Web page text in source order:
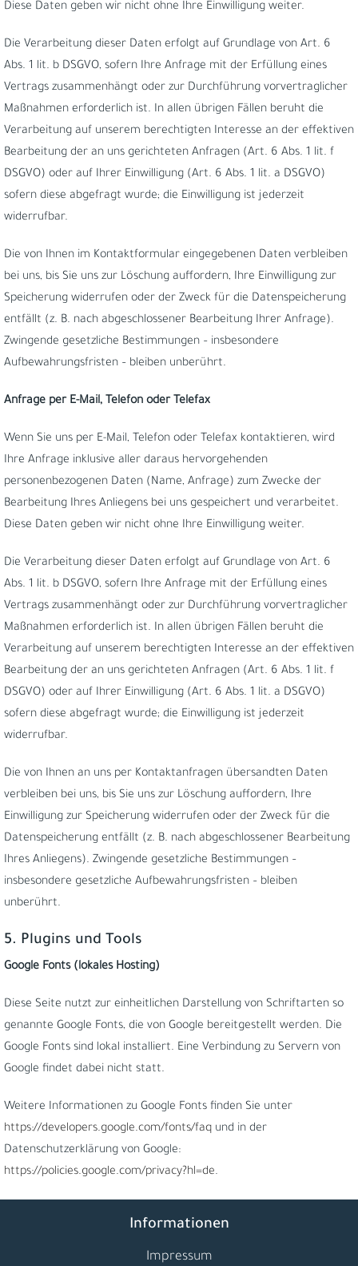
Diese Daten geben wir nicht ohne Ihre Einwilligung weiter.
Die Verarbeitung dieser Daten erfolgt auf Grundlage von Art. 6
Abs. 1 lit. b DSGVO, sofern Ihre Anfrage mit der Erfüllung eines
Vertrags zusammenhängt oder zur Durchführung vorvertraglicher
Maßnahmen erforderlich ist. In allen übrigen Fällen beruht die
Verarbeitung auf unserem berechtigten Interesse an der effektiven
Bearbeitung der an uns gerichteten Anfragen (Art. 6 Abs. 1 lit. f
DSGVO) oder auf Ihrer Einwilligung (Art. 6 Abs. 1 lit. a DSGVO)
sofern diese abgefragt wurde; die Einwilligung ist jederzeit
widerrufbar.
Die von Ihnen im Kontaktformular eingegebenen Daten verbleiben
bei uns, bis Sie uns zur Löschung auffordern, Ihre Einwilligung zur
Speicherung widerrufen oder der Zweck für die Datenspeicherung
entfällt (z. B. nach abgeschlossener Bearbeitung Ihrer Anfrage).
Zwingende gesetzliche Bestimmungen – insbesondere
Aufbewahrungsfristen – bleiben unberührt.
Anfrage per E-Mail, Telefon oder Telefax
Wenn Sie uns per E-Mail, Telefon oder Telefax kontaktieren, wird
Ihre Anfrage inklusive aller daraus hervorgehenden
personenbezogenen Daten (Name, Anfrage) zum Zwecke der
Bearbeitung Ihres Anliegens bei uns gespeichert und verarbeitet.
Diese Daten geben wir nicht ohne Ihre Einwilligung weiter.
Die Verarbeitung dieser Daten erfolgt auf Grundlage von Art. 6
Abs. 1 lit. b DSGVO, sofern Ihre Anfrage mit der Erfüllung eines
Vertrags zusammenhängt oder zur Durchführung vorvertraglicher
Maßnahmen erforderlich ist. In allen übrigen Fällen beruht die
Verarbeitung auf unserem berechtigten Interesse an der effektiven
Bearbeitung der an uns gerichteten Anfragen (Art. 6 Abs. 1 lit. f
DSGVO) oder auf Ihrer Einwilligung (Art. 6 Abs. 1 lit. a DSGVO)
sofern diese abgefragt wurde; die Einwilligung ist jederzeit
widerrufbar.
Die von Ihnen an uns per Kontaktanfragen übersandten Daten
verbleiben bei uns, bis Sie uns zur Löschung auffordern, Ihre
Einwilligung zur Speicherung widerrufen oder der Zweck für die
Datenspeicherung entfällt (z. B. nach abgeschlossener Bearbeitung
Ihres Anliegens). Zwingende gesetzliche Bestimmungen –
insbesondere gesetzliche Aufbewahrungsfristen – bleiben
unberührt.
5. Plugins und Tools
Google Fonts (lokales Hosting)
Diese Seite nutzt zur einheitlichen Darstellung von Schriftarten so
genannte Google Fonts, die von Google bereitgestellt werden. Die
Google Fonts sind lokal installiert. Eine Verbindung zu Servern von
Google findet dabei nicht statt.
Weitere Informationen zu Google Fonts finden Sie unter
https://developers.google.com/fonts/faq und in der
Datenschutzerklärung von Google:
https://policies.google.com/privacy?hl=de.
Informationen
Impressum